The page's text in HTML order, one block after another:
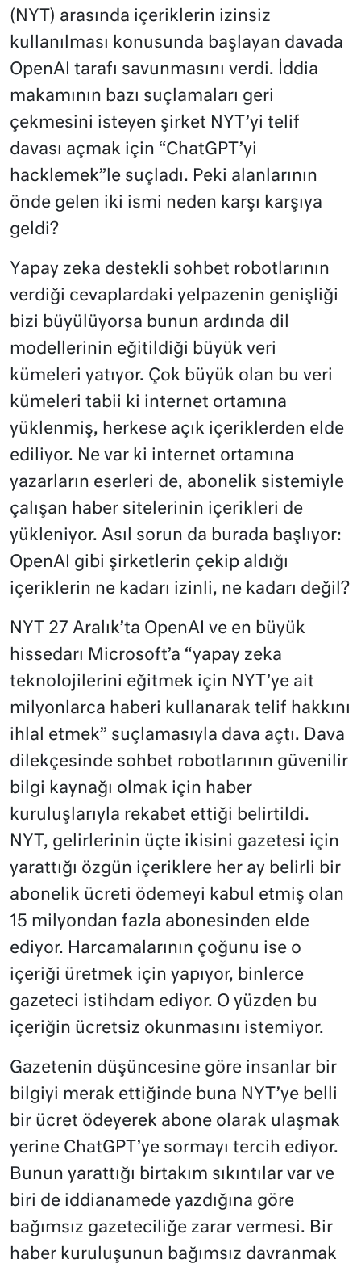
(NYT) arasında içeriklerin izinsiz
kullanılması konusunda başlayan davada
OpenAI tarafı savunmasını verdi. İddia
makamının bazı suçlamaları geri
çekmesini isteyen şirket NYT’yi telif
davası açmak için “ChatGPT’yi
hacklemek”le suçladı. Peki alanlarının
önde gelen iki ismi neden karşı karşıya
geldi?
Yapay zeka destekli sohbet robotlarının
verdiği cevaplardaki yelpazenin genişliği
bizi büyülüyorsa bunun ardında dil
modellerinin eğitildiği büyük veri
kümeleri yatıyor. Çok büyük olan bu veri
kümeleri tabii ki internet ortamına
yüklenmiş, herkese açık içeriklerden elde
ediliyor. Ne var ki internet ortamına
yazarların eserleri de, abonelik sistemiyle
çalışan haber sitelerinin içerikleri de
yükleniyor. Asıl sorun da burada başlıyor:
OpenAI gibi şirketlerin çekip aldığı
içeriklerin ne kadarı izinli, ne kadarı değil?
NYT 27 Aralık’ta OpenAI ve en büyük
hissedarı Microsoft’a “yapay zeka
teknolojilerini eğitmek için NYT’ye ait
milyonlarca haberi kullanarak telif hakkını
ihlal etmek” suçlamasıyla dava açtı. Dava
dilekçesinde sohbet robotlarının güvenilir
bilgi kaynağı olmak için haber
kuruluşlarıyla rekabet ettiği belirtildi.
NYT, gelirlerinin üçte ikisini gazetesi için
yarattığı özgün içeriklere her ay belirli bir
abonelik ücreti ödemeyi kabul etmiş olan
15 milyondan fazla abonesinden elde
ediyor. Harcamalarının çoğunu ise o
içeriği üretmek için yapıyor, binlerce
gazeteci istihdam ediyor. O yüzden bu
içeriğin ücretsiz okunmasını istemiyor.
Gazetenin düşüncesine göre insanlar bir
bilgiyi merak ettiğinde buna NYT’ye belli
bir ücret ödeyerek abone olarak ulaşmak
yerine ChatGPT’ye sormayı tercih ediyor.
Bunun yarattığı birtakım sıkıntılar var ve
biri de iddianamede yazdığına göre
bağımsız gazeteciliğe zarar vermesi. Bir
haber kuruluşunun bağımsız davranmak